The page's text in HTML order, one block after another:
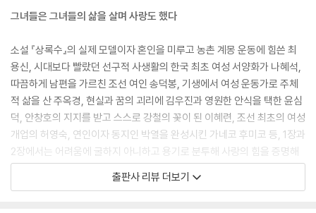
아오면 조를 먹지 않는 남편을 위해 냄비에 밥을 둘로 갈라 지었다. 오늘날
도 해내야만 하는 이중고에 시달렸다. 이상정은 중국 국민군에서 중장의
지위까지 올랐으며 두 사람은 임시 정부 광복군 탄생에도 크게 기여했다.
동지이자 부부로 두 사람은 죽는 날까지 함께했다. 그러나 이상정의 첫 부
인인 한문이는 해방도, 남편도 다시 보지 못하고 고국에서 사망했다. 식민
지의 비극과 희망, 만남과 헤어짐이 이다지도 애달팠던 시절이었다.
---「큰 마음으로 하늘을 가르며 - 권기옥과 이상정」중에서
결혼식 후, 첫날밤도 지내지 못하고 다음 날 바로 떠나야 했다. 서울에서 도
쿄로, 그리고 도쿄에서 배를 타고 20일이나 걸려 미국에 도착했다. 그동안
이혜련은 뱃멀미로 힘들었지만 그럴 때마다 안창호를 바라보기만 해도 마
그녀들은 그녀들의 삶을 살며 사랑도 했다
소설 『상록수』의 실제 모델이자 혼인을 미루고 농촌 계몽 운동에 힘쓴 최
용신, 시대보다 빨랐던 선구적 사생활의 한국 최초 여성 서양화가 나혜석,
따끔하게 남편을 가르친 조선 여인 송덕봉, 기생에서 여성 운동가로 주체
적 삶을 산 주옥경, 현실과 꿈의 괴리에 김우진과 영원한 안식을 택한 윤심
덕, 안창호의 지지를 받고 스스로 강철의 꽃이 된 이혜련, 조선 최초의 여성
개업의 허영숙, 연인이자 동지인 박열을 완성시킨 가네코 후미코 등, 1장과
2장에서는 어려움에 굴하지 아니하고 용기로 분투해 사랑의 힘을 증명해
낸 이야기를 담았다.
출판사 리뷰 더보기